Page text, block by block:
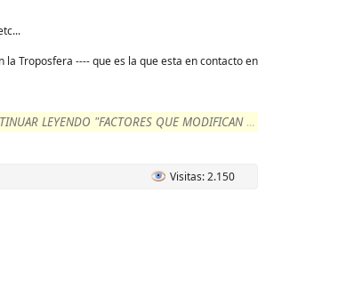
Troposfera ---- que es la que esta en contacto en
LEYENDO "FACTORES QUE MODIFICAN EL
Visitas: 2.150